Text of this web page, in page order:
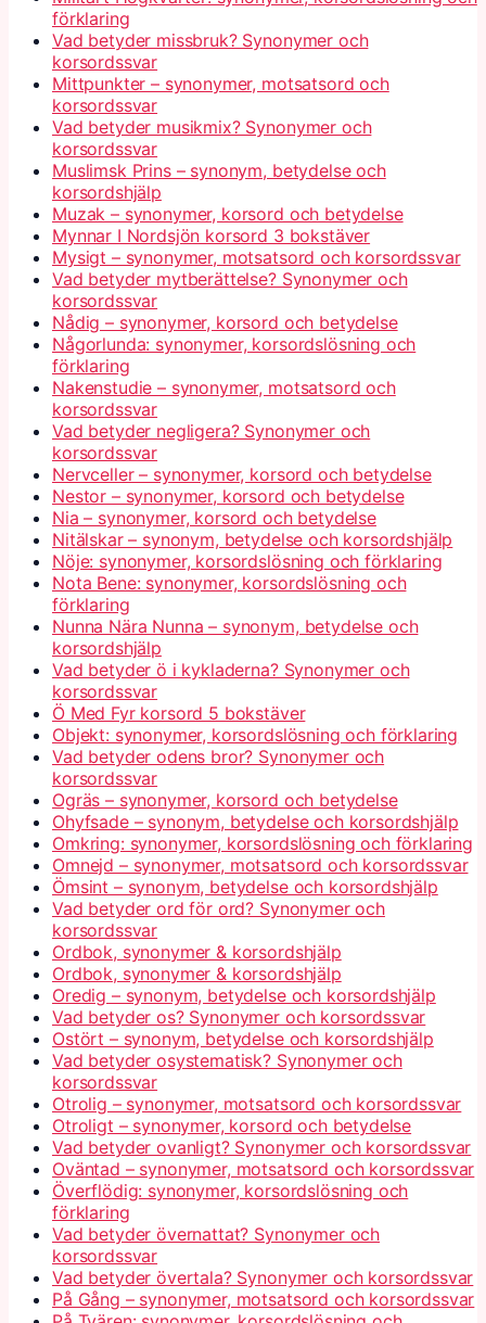
förklaring
Vad betyder missbruk? Synonymer och
korsordssvar
Mittpunkter – synonymer, motsatsord och
korsordssvar
Vad betyder musikmix? Synonymer och
korsordssvar
Muslimsk Prins – synonym, betydelse och
korsordshjälp
Muzak – synonymer, korsord och betydelse
Mynnar I Nordsjön korsord 3 bokstäver
Mysigt – synonymer, motsatsord och korsordssvar
Vad betyder mytberättelse? Synonymer och
korsordssvar
Nådig – synonymer, korsord och betydelse
Någorlunda: synonymer, korsordslösning och
förklaring
Nakenstudie – synonymer, motsatsord och
korsordssvar
Vad betyder negligera? Synonymer och
korsordssvar
Nervceller – synonymer, korsord och betydelse
Nestor – synonymer, korsord och betydelse
Nia – synonymer, korsord och betydelse
Nitälskar – synonym, betydelse och korsordshjälp
Nöje: synonymer, korsordslösning och förklaring
Nota Bene: synonymer, korsordslösning och
förklaring
Nunna Nära Nunna – synonym, betydelse och
korsordshjälp
Vad betyder ö i kykladerna? Synonymer och
korsordssvar
Ö Med Fyr korsord 5 bokstäver
Objekt: synonymer, korsordslösning och förklaring
Vad betyder odens bror? Synonymer och
korsordssvar
Ogräs – synonymer, korsord och betydelse
Ohyfsade – synonym, betydelse och korsordshjälp
Omkring: synonymer, korsordslösning och förklaring
Omnejd – synonymer, motsatsord och korsordssvar
Ömsint – synonym, betydelse och korsordshjälp
Vad betyder ord för ord? Synonymer och
korsordssvar
Ordbok, synonymer & korsordshjälp
Ordbok, synonymer & korsordshjälp
Oredig – synonym, betydelse och korsordshjälp
Vad betyder os? Synonymer och korsordssvar
Ostört – synonym, betydelse och korsordshjälp
Vad betyder osystematisk? Synonymer och
korsordssvar
Otrolig – synonymer, motsatsord och korsordssvar
Otroligt – synonymer, korsord och betydelse
Vad betyder ovanligt? Synonymer och korsordssvar
Oväntad – synonymer, motsatsord och korsordssvar
Överflödig: synonymer, korsordslösning och
förklaring
Vad betyder övernattat? Synonymer och
korsordssvar
Vad betyder övertala? Synonymer och korsordssvar
På Gång – synonymer, motsatsord och korsordssvar